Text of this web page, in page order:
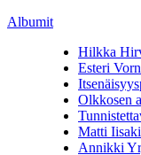
Albumit
Hilkka
Esteri
Olkkosen
Matti
Annikki